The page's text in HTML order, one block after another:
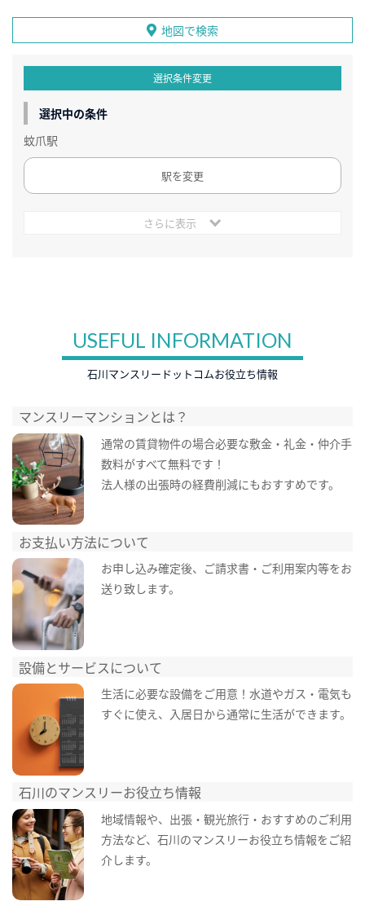
地図で検索
選択条件変更
選択中の条件
蚊爪駅
駅を変更
さらに表示
USEFUL INFORMATION
石川マンスリードットコムお役立ち情報
マンスリーマンションとは？
通常の賃貸物件の場合必要な敷金・礼金・仲介手
数料がすべて無料です！
法人様の出張時の経費削減にもおすすめです。
お支払い方法について
お申し込み確定後、ご請求書・ご利用案内等をお
送り致します。
設備とサービスについて
生活に必要な設備をご用意！水道やガス・電気も
すぐに使え、入居日から通常に生活ができます。
石川のマンスリーお役立ち情報
地域情報や、出張・観光旅行・おすすめのご利用
方法など、石川のマンスリーお役立ち情報をご紹
介します。